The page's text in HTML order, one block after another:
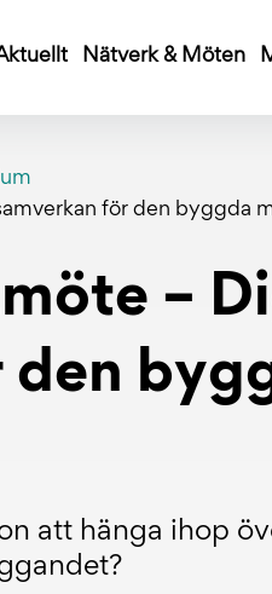
Nätverk & Möten
för den byggda
–
den
att hänga ihop